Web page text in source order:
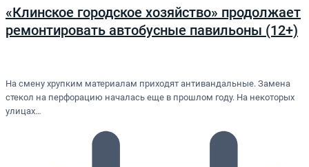
«Клинское городское хозяйство» продолжает
ремонтировать автобусные павильоны (12+)
На смену хрупким материалам приходят антивандальные. Замена
стекол на перфорацию началась еще в прошлом году. На некоторых
улицах…